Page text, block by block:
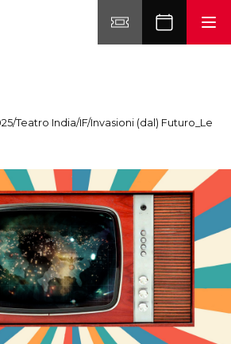
/Teatro India/IF/Invasioni (dal)